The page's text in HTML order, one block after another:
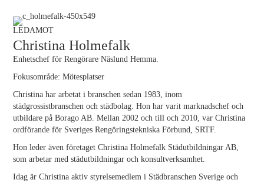
LEDAMOT
Christina Holmefalk
Enhetschef för Rengörare Näslund Hemma.
Fokusområde: Mötesplatser
Christina har arbetat i branschen sedan 1983, inom
städgrossistbranschen och städbolag. Hon har varit marknadschef och
utbildare på Borago AB. Mellan 2002 och till och 2010, var Christina
ordförande för Sveriges Rengöringstekniska Förbund, SRTF.
Hon leder även företaget Christina Holmefalk Städutbildningar AB,
som arbetar med städutbildningar och konsultverksamhet.
Idag är Christina aktiv styrelsemedlem i Städbranschen Sverige och